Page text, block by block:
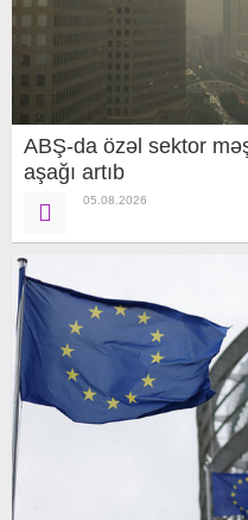
ABŞ-da özəl sektor
aşağı artıb
05.08.2026